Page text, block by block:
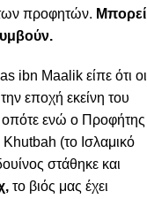
προφητών. Μπορεί
ibn Maalik είπε ότι οι
εποχή εκείνη του
οπότε ενώ ο Προφήτης
Khutbah (το Ισλαμικό
στάθηκε και
το βιός μας έχει